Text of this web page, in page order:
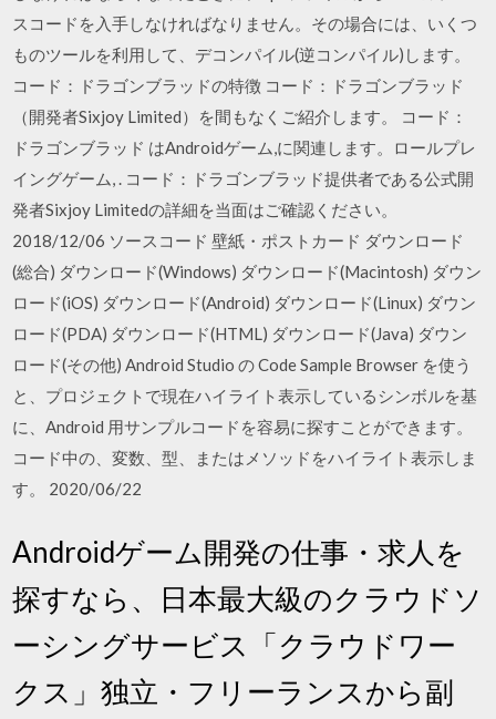
スコードを入手しなければなりません。その場合には、いくつ
ものツールを利用して、デコンパイル(逆コンパイル)します。
コード：ドラゴンブラッドの特徴 コード：ドラゴンブラッド
（開発者Sixjoy Limited）を間もなくご紹介します。 コード：
ドラゴンブラッド はAndroidゲーム,に関連します。ロールプレ
イングゲーム, . コード：ドラゴンブラッド提供者である公式開
発者Sixjoy Limitedの詳細を当面はご確認ください。
2018/12/06 ソースコード 壁紙・ポストカード ダウンロード
(総合) ダウンロード(Windows) ダウンロード(Macintosh) ダウン
ロード(iOS) ダウンロード(Android) ダウンロード(Linux) ダウン
ロード(PDA) ダウンロード(HTML) ダウンロード(Java) ダウン
ロード(その他) Android Studio の Code Sample Browser を使う
と、プロジェクトで現在ハイライト表示しているシンボルを基
に、Android 用サンプルコードを容易に探すことができます。
コード中の、変数、型、またはメソッドをハイライト表示しま
す。 2020/06/22
Androidゲーム開発の仕事・求人を
探すなら、日本最大級のクラウドソ
ーシングサービス「クラウドワー
クス」独立・フリーランスから副